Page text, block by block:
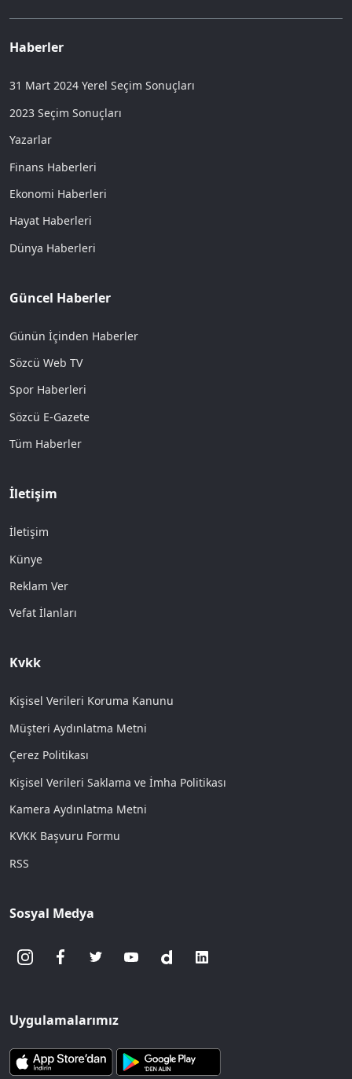
Haberler
31 Mart 2024 Yerel Seçim Sonuçları
2023 Seçim Sonuçları
Yazarlar
Finans Haberleri
Ekonomi Haberleri
Hayat Haberleri
Dünya Haberleri
Güncel Haberler
Günün İçinden Haberler
Sözcü Web TV
Spor Haberleri
Sözcü E-Gazete
Tüm Haberler
İletişim
İletişim
Künye
Reklam Ver
Vefat İlanları
Kvkk
Kişisel Verileri Koruma Kanunu
Müşteri Aydınlatma Metni
Çerez Politikası
Kişisel Verileri Saklama ve İmha Politikası
Kamera Aydınlatma Metni
KVKK Başvuru Formu
RSS
Sosyal Medya
Uygulamalarımız